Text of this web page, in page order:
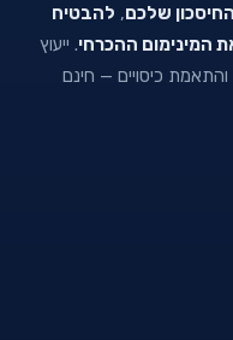
שלכם, להבטיח
המינימום ההכרחי. ייעוץ
והתאמת כיסויים — חינם